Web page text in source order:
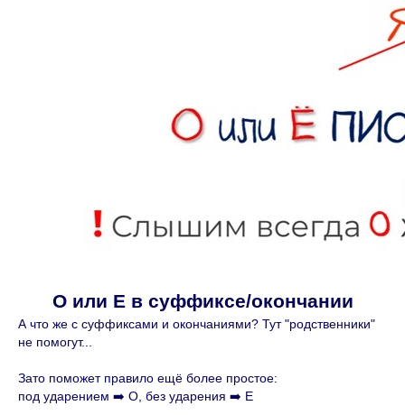
О или Е в суффиксе/окончании
А что же с суффиксами и окончаниями? Тут "родственники"
не помогут...
Зато поможет правило ещё более простое:
под ударением ➡️ О, без ударения ➡️ Е